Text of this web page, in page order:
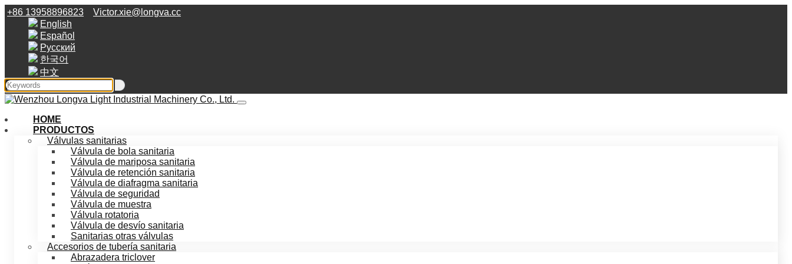
+86 13958896823
Victor.xie@longva.cc
English
Español
Русский
한국어
中文
HOME
PRODUCTOS
Válvulas sanitarias
Válvula de bola sanitaria
Válvula de mariposa sanitaria
Válvula de retención sanitaria
Válvula de diafragma sanitaria
Válvula de seguridad
Válvula de muestra
Válvula rotatoria
Válvula de desvío sanitaria
Sanitarias otras válvulas
Accesorios de tubería sanitaria
Abrazadera triclover